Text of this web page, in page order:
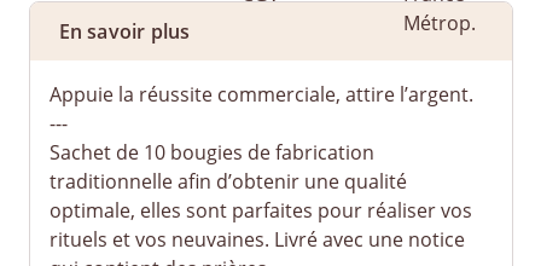
En savoir plus
Appuie la réussite commerciale, attire l’argent.
---
Sachet de 10 bougies de fabrication
traditionnelle afin d’obtenir une qualité
optimale, elles sont parfaites pour réaliser vos
rituels et vos neuvaines. Livré avec une notice